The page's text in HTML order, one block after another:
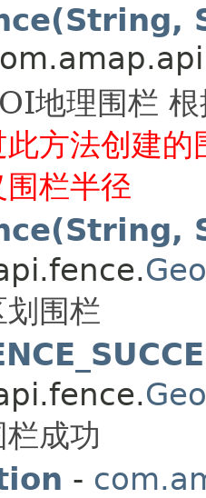
地理围栏
此方法创建
栏半径
围栏
成功
-